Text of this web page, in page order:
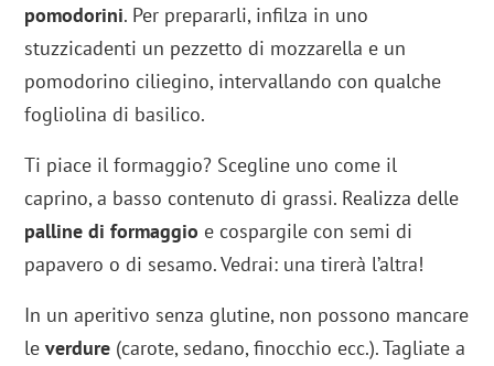
pomodorini. Per prepararli, infilza in uno
stuzzicadenti un pezzetto di mozzarella e un
pomodorino ciliegino, intervallando con qualche
fogliolina di basilico.
Ti piace il formaggio? Scegline uno come il
caprino, a basso contenuto di grassi. Realizza delle
palline di formaggio e cospargile con semi di
papavero o di sesamo. Vedrai: una tirerà l’altra!
In un aperitivo senza glutine, non possono mancare
leverdure (carote, sedano, finocchio ecc.). Tagliate a